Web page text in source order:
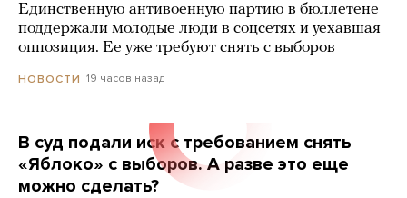
Единственную антивоенную партию в бюллетене
поддержали молодые люди в соцсетях и уехавшая
оппозиция. Ее уже требуют снять с выборов
НОВОСТИ 19 часов назад
В суд подали иск с требованием снять
«Яблоко» с выборов. А разве это еще
можно сделать?